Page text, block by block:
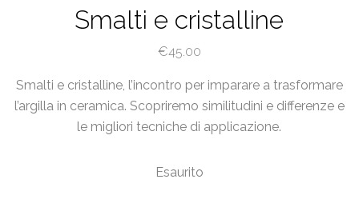
Smalti e cristalline
€45.00
Smalti e cristalline, l’incontro per imparare a trasformare
l’argilla in ceramica. Scopriremo similitudini e differenze e
le migliori tecniche di applicazione.
Esaurito